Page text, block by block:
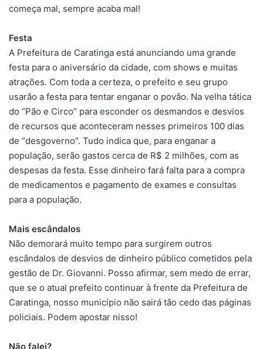
começa mal, sempre acaba mal!
Festa
A Prefeitura de Caratinga está anunciando uma grande
festa para o aniversário da cidade, com shows e muitas
atrações. Com toda a certeza, o prefeito e seu grupo
usarão a festa para tentar enganar o povão. Na velha tática
do “Pão e Circo” para esconder os desmandos e desvios
de recursos que aconteceram nesses primeiros 100 dias
de “desgoverno”. Tudo indica que, para enganar a
população, serão gastos cerca de R$ 2 milhões, com as
despesas da festa. Esse dinheiro fará falta para a compra
de medicamentos e pagamento de exames e consultas
para a população.
Mais escândalos
Não demorará muito tempo para surgirem outros
escândalos de desvios de dinheiro público cometidos pela
gestão de Dr. Giovanni. Posso afirmar, sem medo de errar,
que se o atual prefeito continuar à frente da Prefeitura de
Caratinga, nosso município não sairá tão cedo das páginas
policiais. Podem apostar nisso!
Não falei?